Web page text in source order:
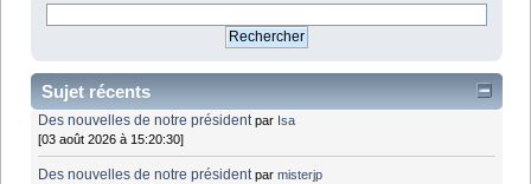
Sujet récents
Des nouvelles de notre président par Isa
[03 août 2026 à 15:20:30]
Des nouvelles de notre président parmisterjp